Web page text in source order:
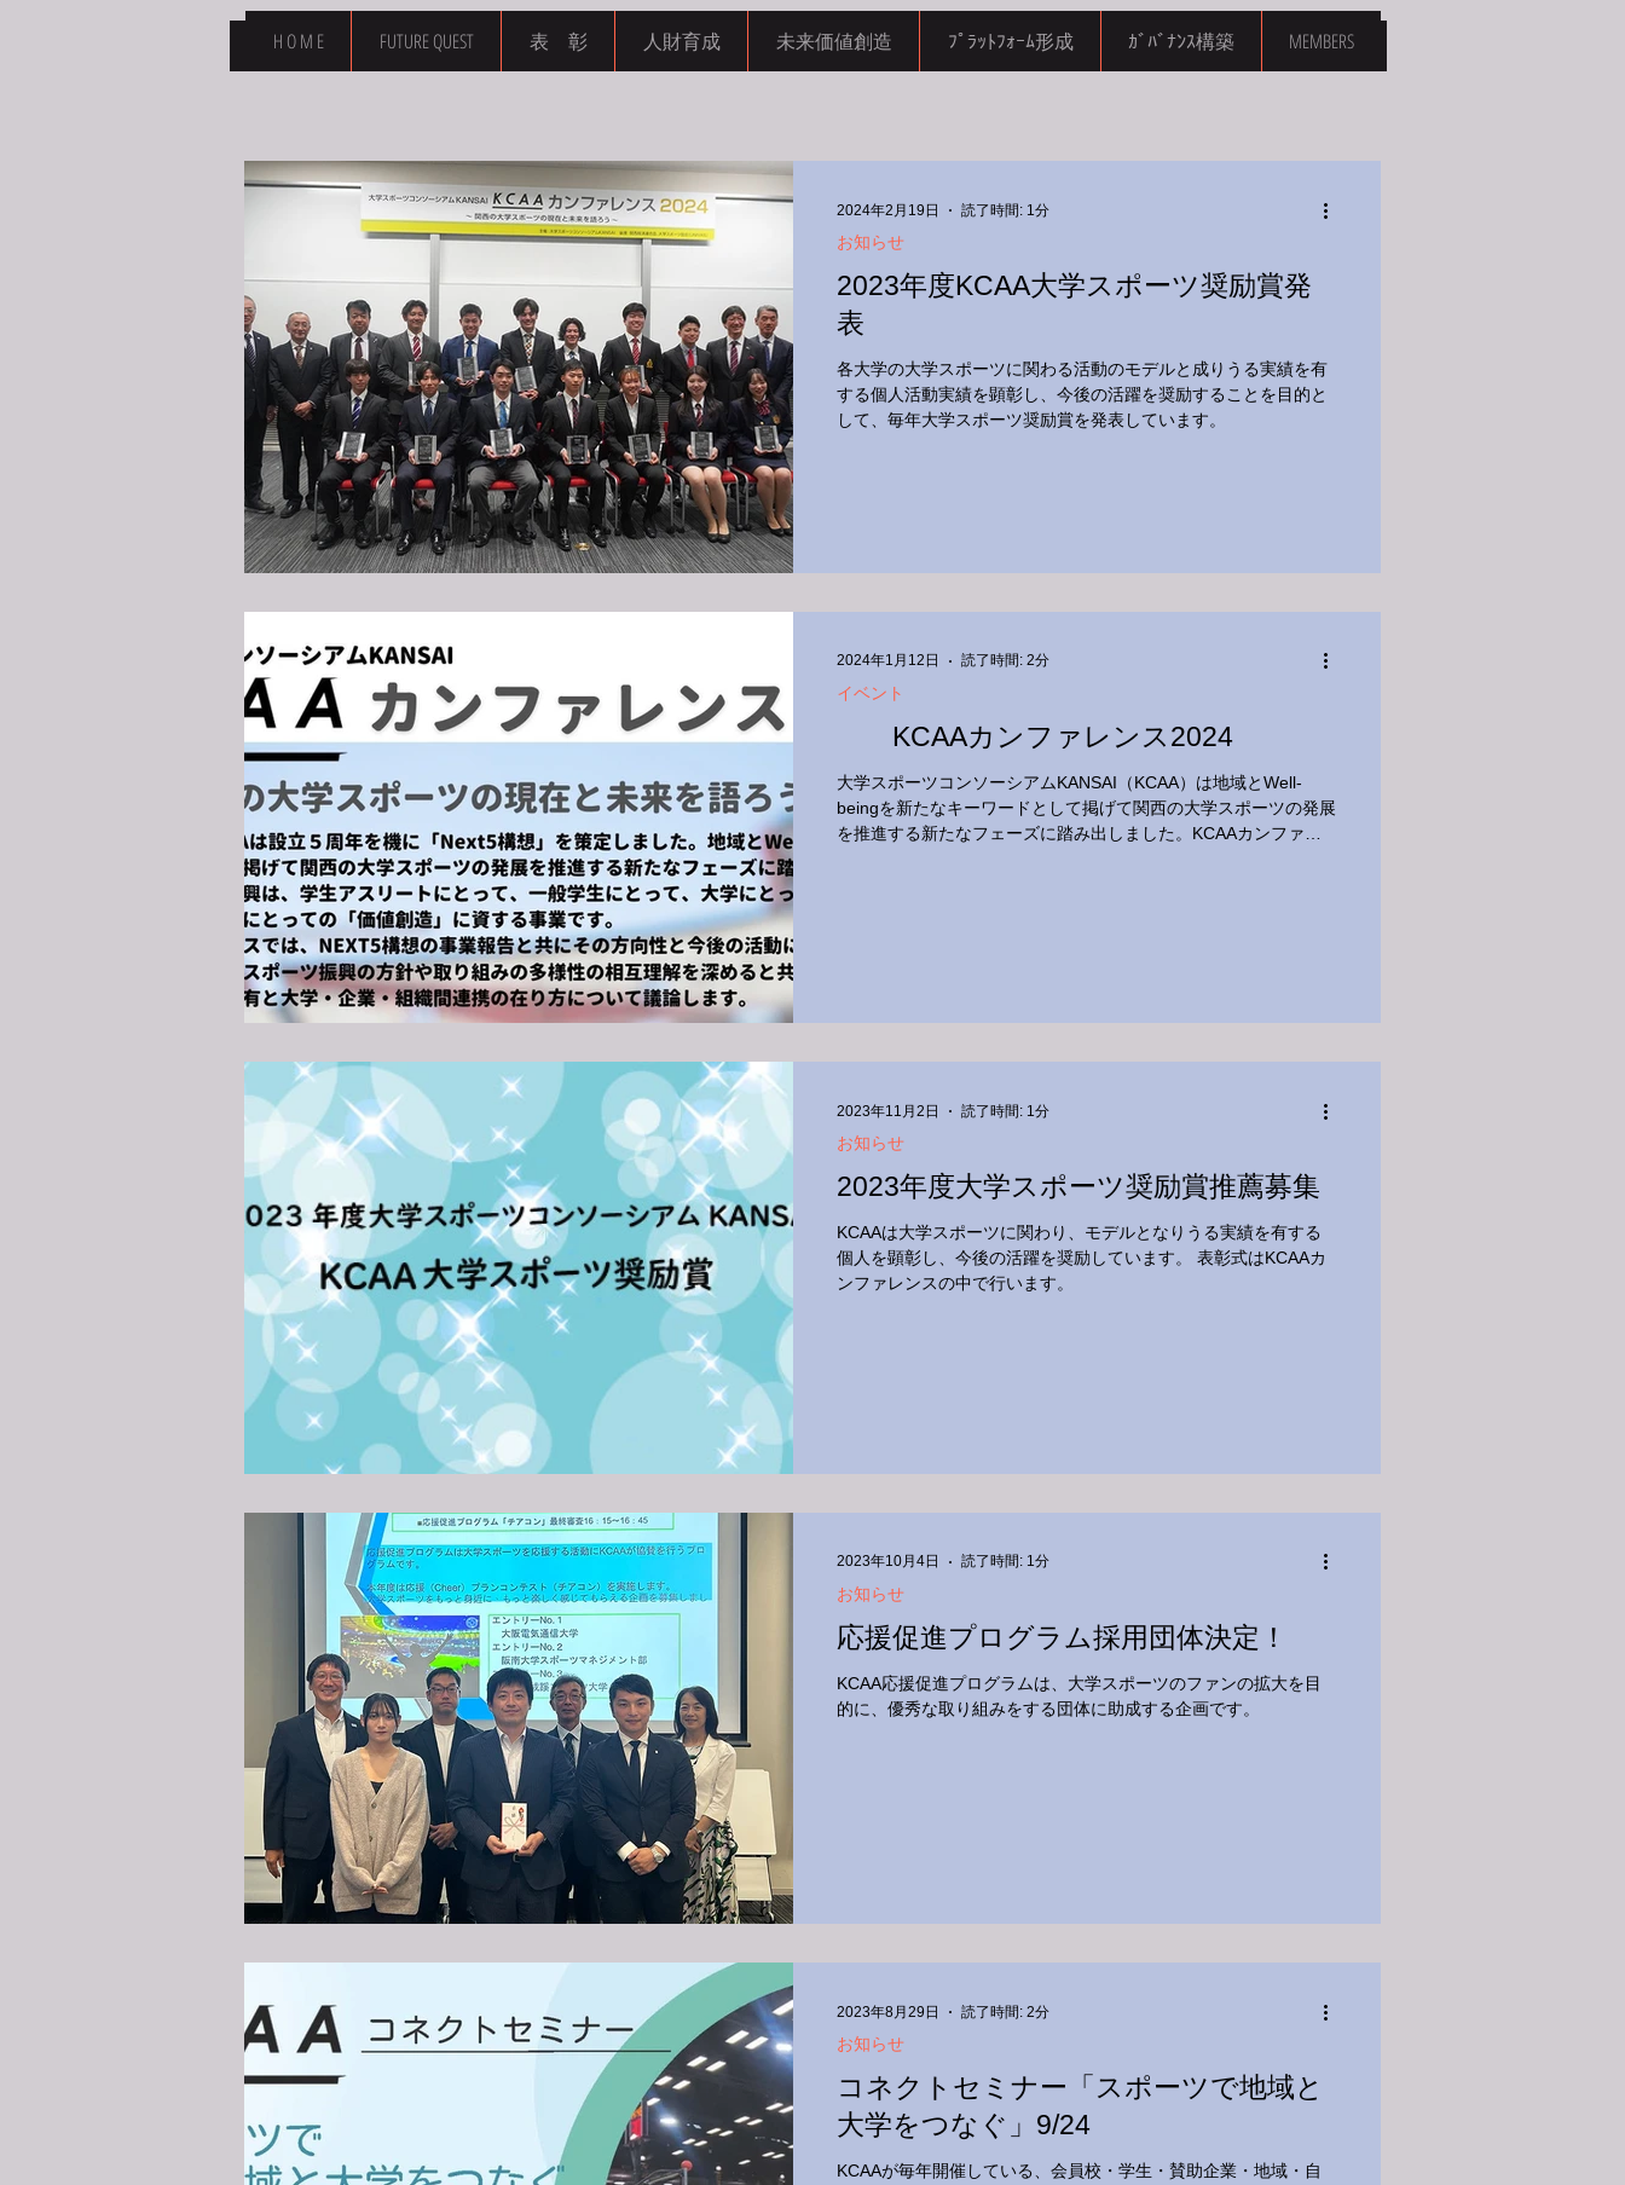
マイアカウント
H O M E FUTURE QUEST 表 彰 人財育成 未来価値創造 ﾌﾟﾗｯﾄﾌｫｰﾑ形成 ｶﾞﾊﾞﾅﾝｽ構築 MEMBERS
2023年度KCAA大学スポーツ奨励賞発
表
各大学の大学スポーツに関わる活動のモデルと成りうる実績を有
する個人活動実績を顕彰し、今後の活躍を奨励することを目的と
して、毎年大学スポーツ奨励賞を発表しています。
お知らせ
2024年2月19日 読了時間: 1分
KCAAカンファレンス2024
大学スポーツコンソーシアムKANSAI（KCAA）は地域とWell-
beingを新たなキーワードとして掲げて関西の大学スポーツの発展
を推進する新たなフェーズに踏み出しました。KCAAカンファレ
イベント
2024年1月12日 読了時間: 2分
2023年度大学スポーツ奨励賞推薦募集
KCAAは大学スポーツに関わり、モデルとなりうる実績を有する
個人を顕彰し、今後の活躍を奨励しています。 表彰式はKCAAカ
ンファレンスの中で行います。
お知らせ
2023年11月2日 読了時間: 1分
応援促進プログラム採用団体決定！
KCAA応援促進プログラムは、大学スポーツのファンの拡大を目
的に、優秀な取り組みをする団体に助成する企画です。
お知らせ
2023年10月4日 読了時間: 1分
コネクトセミナー「スポーツで地域と
大学をつなぐ」9/24
KCAAが毎年開催している、会員校・学生・賛助企業・地域・自
お知らせ
2023年8月29日 読了時間: 2分